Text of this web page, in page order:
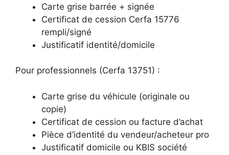
Carte grise barrée + signée
Certificat de cession Cerfa 15776
rempli/signé
Justificatif identité/domicile
Pour professionnels (Cerfa 13751) :
Carte grise du véhicule (originale ou
copie)
Certificat de cession ou facture d’achat
Pièce d’identité du vendeur/acheteur pro
Justificatif domicile ou KBIS société